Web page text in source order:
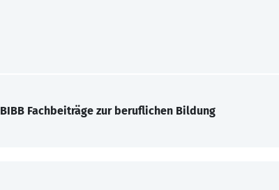
BIBB Fachbeiträge zur beruflichen Bildung